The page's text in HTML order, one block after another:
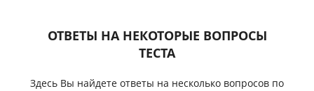
ОТВЕТЫ НА НЕКОТОРЫЕ ВОПРОСЫ
ТЕСТА
Здесь Вы найдете ответы на несколько вопросов по